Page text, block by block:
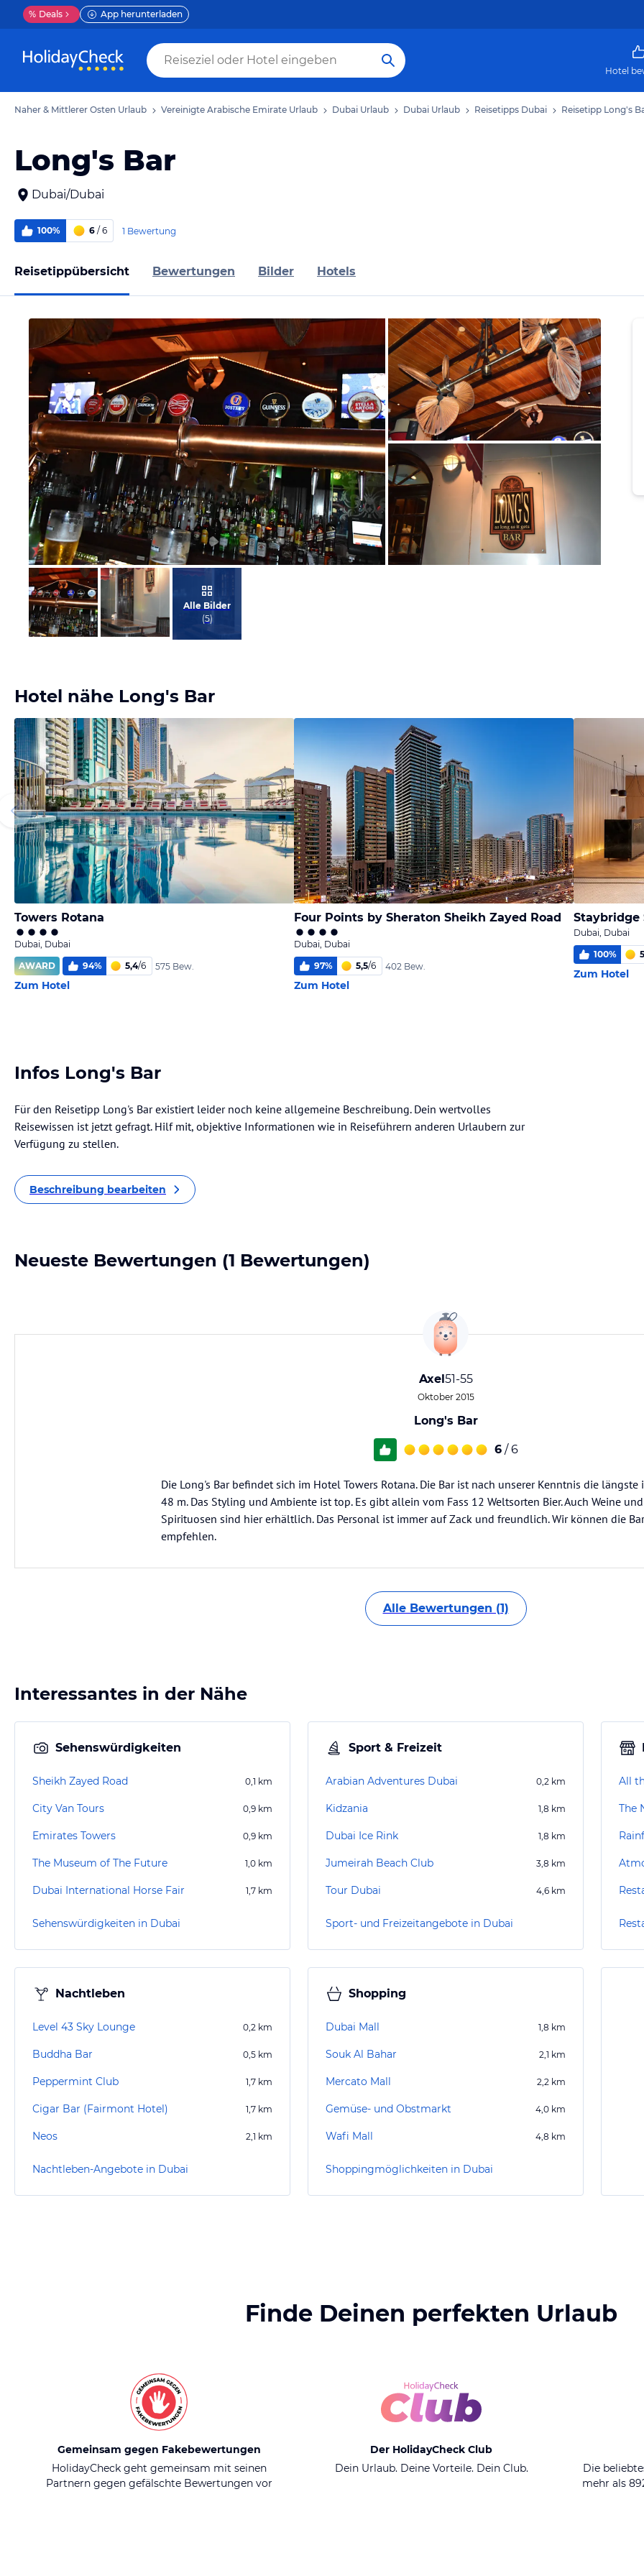
% Deals App herunterladen
Hotel
Naher & Mittlerer Osten Urlaub Vereinigte Arabische Emirate Urlaub Dubai Urlaub Dubai Urlaub Reisetipps Dubai Reisetipp Long's
Long's Bar
Dubai/Dubai
100% 6 / 6 1 Bewertung
Reisetippübersicht Bewertungen Bilder Hotels
Bild melden
von Axel
Bild melden
von Axel
Alle Bilder
(5)
Hotel nähe Long's Bar
Towers Rotana
Dubai, Dubai
AWARD
94% 5,4/6 575 Bew.
Zum Hotel
Four Points by Sheraton Sheikh Zayed Road
Dubai, Dubai
97% 5,5/6 402 Bew.
Zum Hotel
Staybridge
Dubai, Dubai
100%
Zum Hotel
Infos Long's Bar
Für den Reisetipp Long's Bar existiert leider noch keine allgemeine Beschreibung. Dein wertvolles
Reisewissen ist jetzt gefragt. Hilf mit, objektive Informationen wie in Reiseführern anderen Urlaubern zur
Verfügung zu stellen.
Beschreibung bearbeiten
Neueste Bewertungen (1 Bewertungen)
Axel51-55
Oktober 2015
Long's Bar
6 / 6
Die Long's Bar befindet sich im Hotel Towers Rotana. Die Bar ist nach unserer Kenntnis die längste
48 m. Das Styling und Ambiente ist top. Es gibt allein vom Fass 12 Weltsorten Bier. Auch Weine
Spirituosen sind hier erhältlich. Das Personal ist immer auf Zack und freundlich. Wir können die
empfehlen.
Alle Bewertungen (1)
Interessantes in der Nähe
Sehenswürdigkeiten
Sheikh Zayed Road 0,1 km
City Van Tours 0,9 km
Emirates Towers 0,9 km
The Museum of The Future 1,0 km
Dubai International Horse Fair 1,7 km
Sehenswürdigkeiten in Dubai
Sport & Freizeit
Arabian Adventures Dubai 0,2 km
Kidzania 1,8 km
Dubai Ice Rink 1,8 km
Jumeirah Beach Club 3,8 km
Tour Dubai 4,6 km
Sport- und Freizeitangebote in Dubai
All
The
Nachtleben
Level 43 Sky Lounge 0,2 km
Buddha Bar 0,5 km
Peppermint Club 1,7 km
Cigar Bar (Fairmont Hotel) 1,7 km
Neos 2,1 km
Nachtleben-Angebote in Dubai
Shopping
Dubai Mall 1,8 km
Souk Al Bahar 2,1 km
Mercato Mall 2,2 km
Gemüse- und Obstmarkt 4,0 km
Wafi Mall 4,8 km
Shoppingmöglichkeiten in Dubai
Finde Deinen perfekten Urlaub
Gemeinsam gegen Fakebewertungen
HolidayCheck geht gemeinsam mit seinen
Partnern gegen gefälschte Bewertungen vor
Der HolidayCheck Club
Dein Urlaub. Deine Vorteile. Dein Club.
Die
mehr als